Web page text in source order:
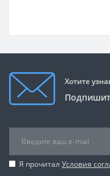
Хотите
Я прочитал Условия